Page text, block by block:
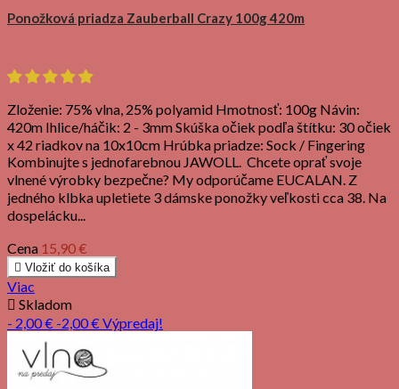
Ponožková priadza Zauberball Crazy 100g 420m
Zloženie: 75% vlna, 25% polyamid Hmotnosť: 100g Návin:
420m Ihlice/háčik: 2 - 3mm Skúška očiek podľa štítku: 30 očiek
x 42 riadkov na 10x10cm Hrúbka priadze: Sock / Fingering
Kombinujte s jednofarebnou JAWOLL. Chcete oprať svoje
vlnené výrobky bezpečne? My odporúčame EUCALAN. Z
jedného klbka upletiete 3 dámske ponožky veľkosti cca 38. Na
dospelácku...
Cena 15,90 €
 Vložiť do košíka
Viac
 Skladom
- 2,00 € -2,00 €Výpredaj!